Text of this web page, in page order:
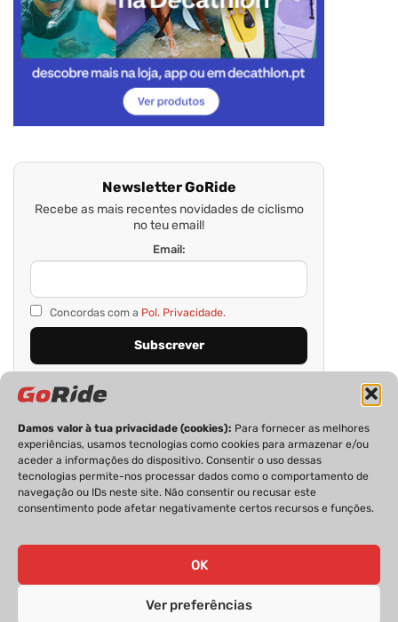
Damos valor à tua privacidade (cookies): Para fornecer as melhores
experiências, usamos tecnologias como cookies para armazenar e/ou
aceder a informações do dispositivo. Consentir o uso dessas
tecnologias permite-nos processar dados como o comportamento de
navegação ou IDs neste site. Não consentir ou recusar este
consentimento pode afetar negativamente certos recursos e funções.
OK
Ver preferências
Newsletter GoRide
Recebe as mais recentes novidades de ciclismo
no teu email!
Email:
Concordas com a Pol. Privacidade.
PRIVACIDADE FICHA TÉCNICA
ESTATUTO EDITORIAL